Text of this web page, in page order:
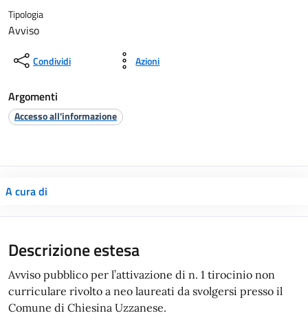
Tipologia
Avviso
Condividi Azioni
Argomenti
Accesso all'informazione
A cura di
Descrizione estesa
Avviso pubblico per l’attivazione di n. 1 tirocinio non
curriculare rivolto a neo laureati da svolgersi presso il
Comune di Chiesina Uzzanese.